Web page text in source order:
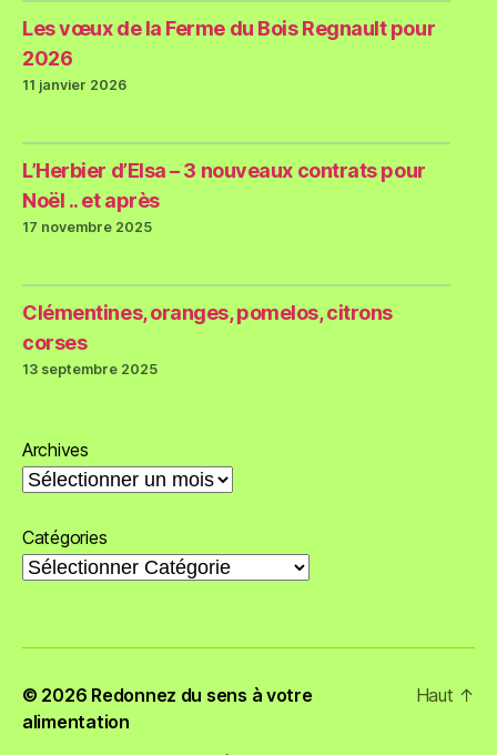
Les vœux de la Ferme du Bois Regnault pour
2026
11 janvier 2026
L’Herbier d’Elsa – 3 nouveaux contrats pour
Noël .. et après
17 novembre 2025
Clémentines, oranges, pomelos, citrons
corses
13 septembre 2025
Archives
Catégories
© 2026 Redonnez du sens à votre
alimentation
Haut ↑